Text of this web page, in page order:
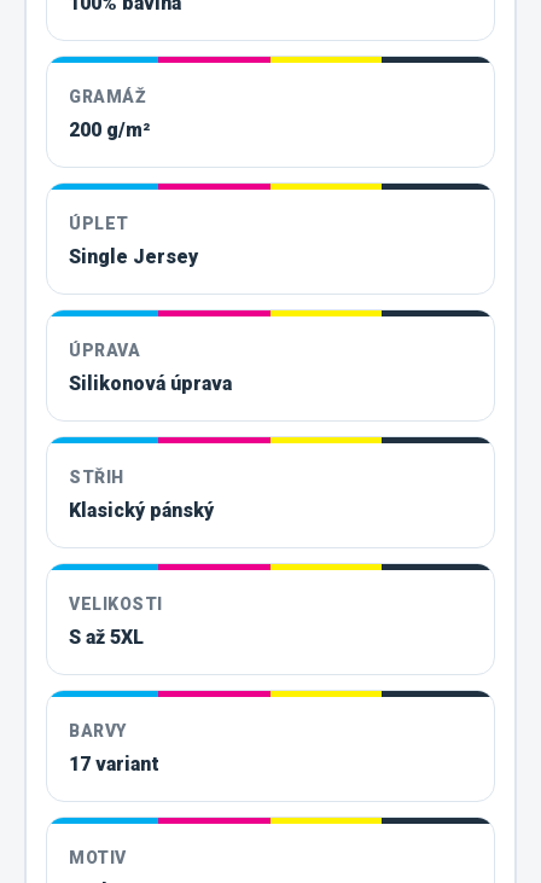
GRAMÁŽ
200 g/m²
ÚPLET
Single Jersey
ÚPRAVA
Silikonová úprava
STŘIH
Klasický pánský
VELIKOSTI
S až 5XL
BARVY
17 variant
MOTIV